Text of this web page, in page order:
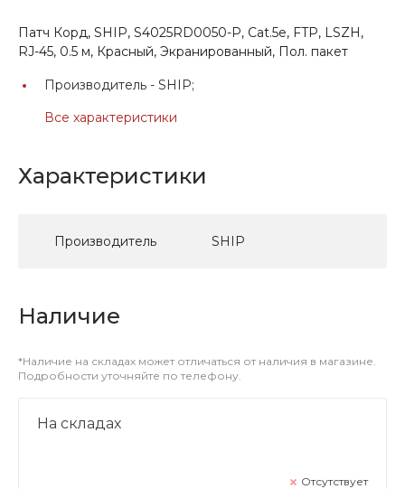
Патч Корд, SHIP, S4025RD0050-P, Cat.5e, FTP, LSZH,
RJ-45, 0.5 м, Красный, Экранированный, Пол. пакет
Производитель - SHIP;
Все характеристики
Характеристики
Производитель SHIP
Наличие
*Наличие на складах может отличаться от наличия в магазине.
Подробности уточняйте по телефону.
На складах
Отсутствует